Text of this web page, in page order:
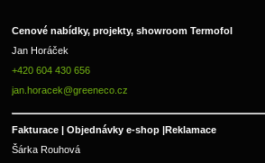
Cenové nabídky, projekty, showroom Termofol
Jan Horáček
+420 604 430 656
jan.horacek@greeneco.cz
Fakturace | Objednávky e-shop |
Reklamace
Šárka Rouhová